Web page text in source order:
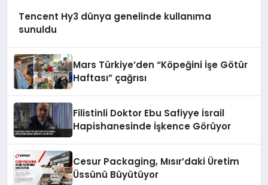
Tencent Hy3 dünya genelinde kullanıma
sunuldu
Mars Türkiye’den “Köpeğini İşe Götür
Haftası” çağrısı
Filistinli Doktor Ebu Safiyye İsrail
Hapishanesinde İşkence Görüyor
Cesur Packaging, Mısır’daki Üretim
Üssünü Büyütüyor